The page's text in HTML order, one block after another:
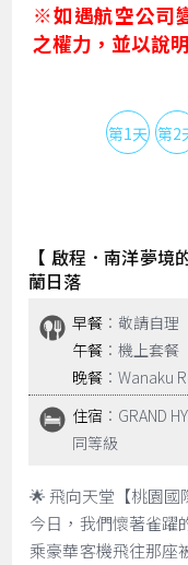
※如遇航空公司
之權力，並以說
第1天 第2
【 啟程．南洋夢
蘭日落
早餐 ：敬請自理
午餐 ：機上套餐
晚餐 ：Wanaku
住宿 ：GRAND
同等級
🌟 飛向天堂【桃園國
今日，我們懷著雀躍
乘豪華客機飛往那座